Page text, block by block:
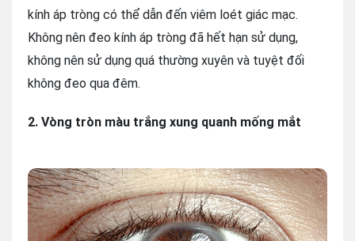
kính áp tròng có thể dẫn đến viêm loét giác mạc.
Không nên đeo kính áp tròng đã hết hạn sử dụng,
không nên sử dụng quá thường xuyên và tuyệt đối
không đeo qua đêm.
2. Vòng tròn màu trắng xung quanh mống mắt